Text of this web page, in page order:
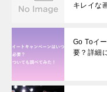
キレイな
Go Toイ
要？詳細